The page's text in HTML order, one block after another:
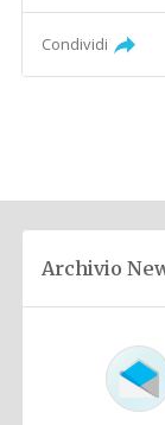
Condividi
Archivio